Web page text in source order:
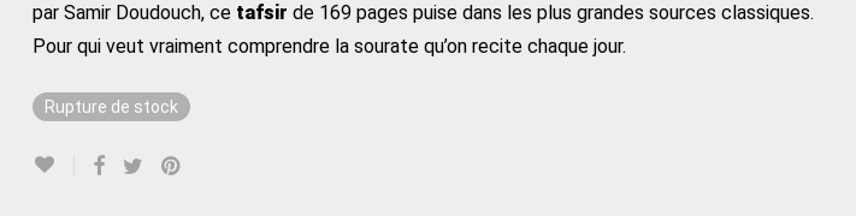
par Samir Doudouch, ce tafsir de 169 pages puise dans les plus grandes sources classiques.
Pour qui veut vraiment comprendre la sourate qu’on recite chaque jour.
Rupture de stock